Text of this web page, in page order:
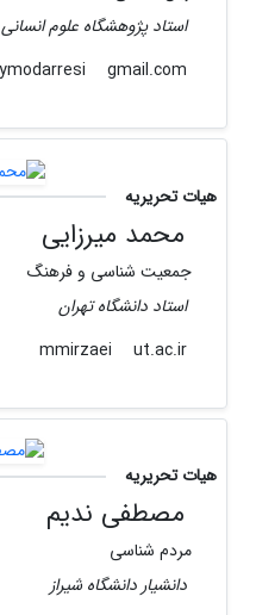
استاد پژوهشگاه علوم انسانی
gmail.com
هیات تحریریه
محمد میرزایی
جمعیت شناسی و فرهنگ
استاد دانشگاه تهران
mmirzaei
ut.ac.ir
هیات تحریریه
مصطفی ندیم
مردم شناسی
دانشیار دانشگاه شیراز